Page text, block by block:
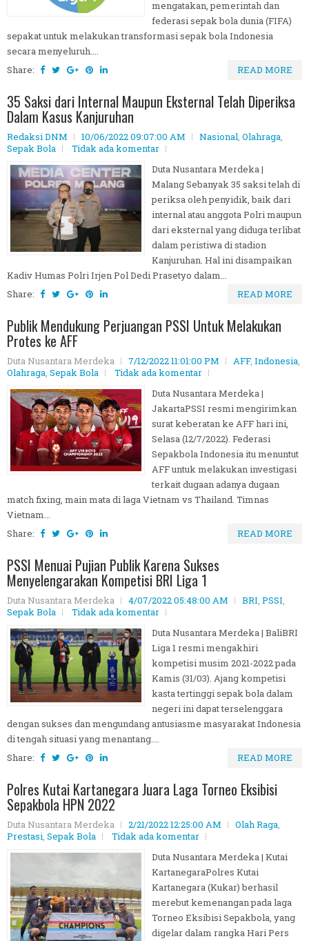
mengatakan, pemerintah dan
federasi sepak bola dunia (FIFA)
sepakat untuk melakukan transformasi sepak bola Indonesia
secara menyeluruh....
Share:
READ MORE
35 Saksi dari Internal Maupun Eksternal Telah Diperiksa
Dalam Kasus Kanjuruhan
Redaksi DNM 10/06/2022 09:07:00 AM Nasional, Olahraga,
Sepak Bola
Tidak ada komentar
Duta Nusantara Merdeka |
Malang Sebanyak 35 saksi telah di
periksa oleh penyidik, baik dari
internal atau anggota Polri maupun
dari eksternal yang diduga terlibat
dalam peristiwa di stadion
Kanjuruhan. Hal ini disampaikan
Kadiv Humas Polri Irjen Pol Dedi Prasetyo dalam...
Share:
READ MORE
Publik Mendukung Perjuangan PSSI Untuk Melakukan
Protes ke AFF
Duta Nusantara Merdeka 7/12/2022 11:01:00 PM AFF, Indonesia,
Olahraga, Sepak Bola
Tidak ada komentar
Duta Nusantara Merdeka |
JakartaPSSI resmi mengirimkan
surat keberatan ke AFF hari ini,
Selasa (12/7/2022). Federasi
Sepakbola Indonesia itu menuntut
AFF untuk melakukan investigasi
terkait dugaan adanya dugaan
match fixing, main mata di laga Vietnam vs Thailand. Timnas
Vietnam...
Share:
READ MORE
PSSI Menuai Pujian Publik Karena Sukses
Menyelengarakan Kompetisi BRI Liga 1
Duta Nusantara Merdeka 4/07/2022 05:48:00 AM BRI, PSSI,
Sepak Bola
Tidak ada komentar
Duta Nusantara Merdeka | BaliBRI
Liga 1 resmi mengakhiri
kompetisi musim 2021-2022 pada
Kamis (31/03). Ajang kompetisi
kasta tertinggi sepak bola dalam
negeri ini dapat terselenggara
dengan sukses dan mengundang antusiasme masyarakat Indonesia
di tengah situasi yang menantang....
Share:
READ MORE
Polres Kutai Kartanegara Juara Laga Torneo Eksibisi
Sepakbola HPN 2022
Duta Nusantara Merdeka 2/21/2022 12:25:00 AM Olah Raga,
Prestasi, Sepak Bola
Tidak ada komentar
Duta Nusantara Merdeka | Kutai
KartanegaraPolres Kutai
Kartanegara (Kukar) berhasil
merebut kemenangan pada laga
Torneo Eksibisi Sepakbola, yang
digelar dalam rangka Hari Pers